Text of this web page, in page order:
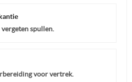
vergeten spullen.
voor vertrek.